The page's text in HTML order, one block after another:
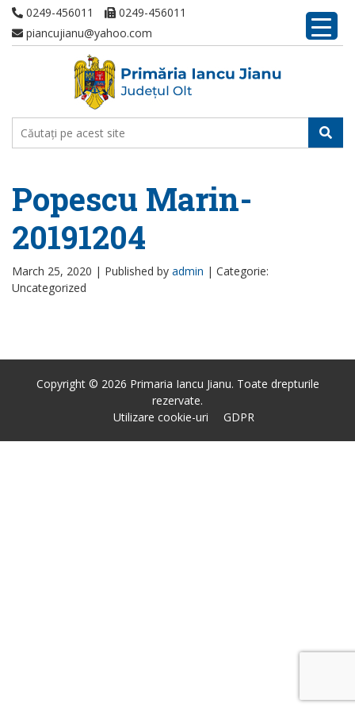
0249-456011
0249-456011
piancujianu@yahoo.com
Popescu Marin-
20191204
March 25, 2020 | Published by admin | Categorie:
Uncategorized
Copyright © 2026 Primaria Iancu Jianu. Toate drepturile
rezervate.
Utilizare cookie-uri
GDPR